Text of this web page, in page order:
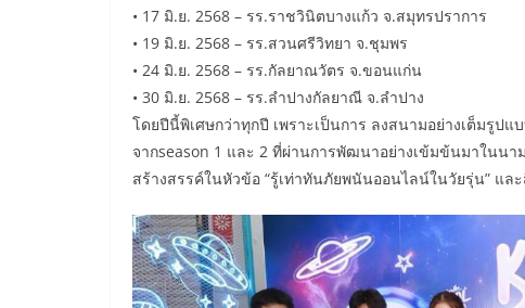
• 17 มิ.ย. 2568 – รร.ราชวินิตบางแก้ว จ.สมุทรปราการ
• 19 มิ.ย. 2568 – รร.สวนศรีวิทยา จ.ชุมพร
• 24 มิ.ย. 2568 – รร.กัลยาณวัตร จ.ขอนแก่น
• 30 มิ.ย. 2568 – รร.ลำปางกัลยาณี จ.ลำปาง
โดยปีนี้พิเศษกว่าทุกปี เพราะเป็นการ ลงสนามอย่างเต็มรู
จากseason 1 และ 2 ที่ผ่านการพัฒนาอย่างเข้มข้นมาในนา
สร้างสรรค์ในหัวข้อ “รู้เท่าทันภัยพนันออนไลน์ในวัยรุ่น” แล